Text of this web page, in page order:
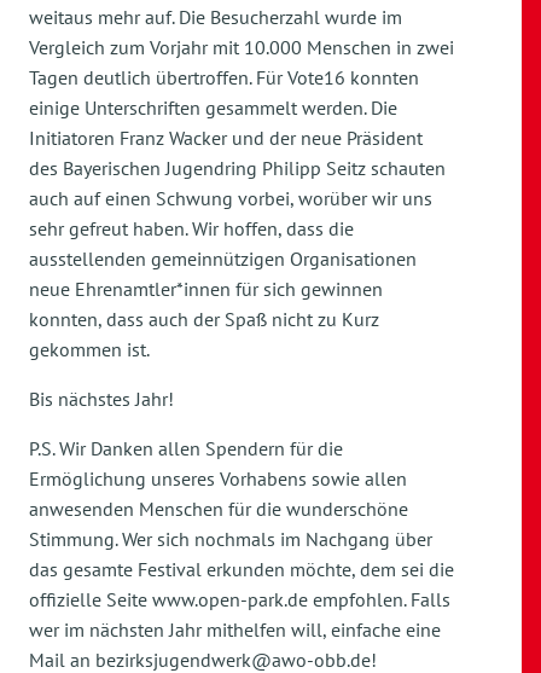
weitaus mehr auf. Die Besucherzahl wurde im
Vergleich zum Vorjahr mit 10.000 Menschen in zwei
Tagen deutlich übertroffen. Für Vote16 konnten
einige Unterschriften gesammelt werden. Die
Initiatoren Franz Wacker und der neue Präsident
des Bayerischen Jugendring Philipp Seitz schauten
auch auf einen Schwung vorbei, worüber wir uns
sehr gefreut haben. Wir hoffen, dass die
ausstellenden gemeinnützigen Organisationen
neue Ehrenamtler*innen für sich gewinnen
konnten, dass auch der Spaß nicht zu Kurz
gekommen ist.
Bis nächstes Jahr!
P.S. Wir Danken allen Spendern für die
Ermöglichung unseres Vorhabens sowie allen
anwesenden Menschen für die wunderschöne
Stimmung. Wer sich nochmals im Nachgang über
das gesamte Festival erkunden möchte, dem sei die
offizielle Seite www.open-park.de empfohlen. Falls
wer im nächsten Jahr mithelfen will, einfache eine
Mail an bezirksjugendwerk@awo-obb.de!